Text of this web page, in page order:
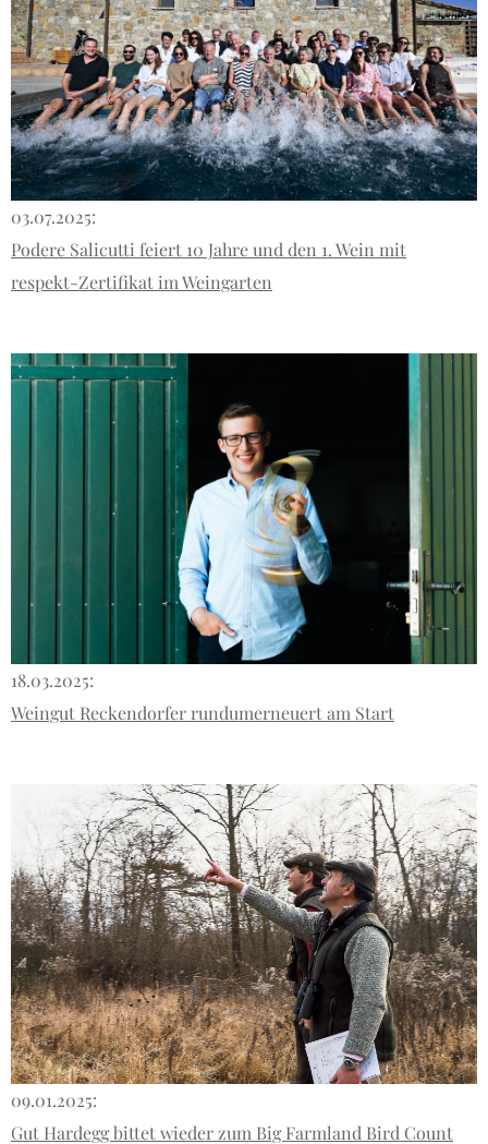
03.07.2025:
Podere Salicutti feiert 10 Jahre und den 1. Wein mit
respekt-Zertifikat im Weingarten
18.03.2025:
Weingut Reckendorfer rundumerneuert am Start
09.01.2025:
Gut Hardegg bittet wieder zum Big Farmland Bird Count